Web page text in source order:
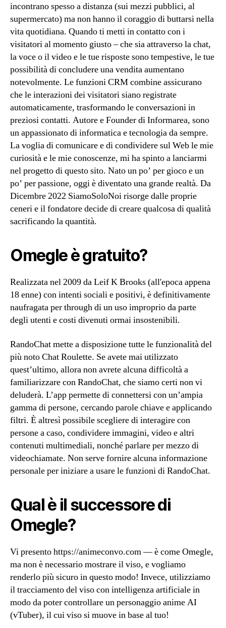
incontrano spesso a distanza (sui mezzi pubblici, al
supermercato) ma non hanno il coraggio di buttarsi nella
vita quotidiana. Quando ti metti in contatto con i
visitatori al momento giusto – che sia attraverso la chat,
la voce o il video e le tue risposte sono tempestive, le tue
possibilità di concludere una vendita aumentano
notevolmente. Le funzioni CRM combine assicurano
che le interazioni dei visitatori siano registrate
automaticamente, trasformando le conversazioni in
preziosi contatti. Autore e Founder di Informarea, sono
un appassionato di informatica e tecnologia da sempre.
La voglia di comunicare e di condividere sul Web le mie
curiosità e le mie conoscenze, mi ha spinto a lanciarmi
nel progetto di questo sito. Nato un po’ per gioco e un
po’ per passione, oggi è diventato una grande realtà. Da
Dicembre 2022 SiamoSoloNoi risorge dalle proprie
ceneri e il fondatore decide di creare qualcosa di qualità
sacrificando la quantità.
Omegle è gratuito?
Realizzata nel 2009 da Leif K Brooks (all'epoca appena
18 enne) con intenti sociali e positivi, è definitivamente
naufragata per through di un uso improprio da parte
degli utenti e costi divenuti ormai insostenibili.
RandoChat mette a disposizione tutte le funzionalità del
più noto Chat Roulette. Se avete mai utilizzato
quest’ultimo, allora non avrete alcuna difficoltà a
familiarizzare con RandoChat, che siamo certi non vi
deluderà. L’app permette di connettersi con un’ampia
gamma di persone, cercando parole chiave e applicando
filtri. È altresì possibile scegliere di interagire con
persone a caso, condividere immagini, video e altri
contenuti multimediali, nonché parlare per mezzo di
videochiamate. Non serve fornire alcuna informazione
personale per iniziare a usare le funzioni di RandoChat.
Qual è il successore di
Omegle?
Vi presento https://animeconvo.com — è come Omegle,
ma non è necessario mostrare il viso, e vogliamo
renderlo più sicuro in questo modo! Invece, utilizziamo
il tracciamento del viso con intelligenza artificiale in
modo da poter controllare un personaggio anime AI
(vTuber), il cui viso si muove in base al tuo!